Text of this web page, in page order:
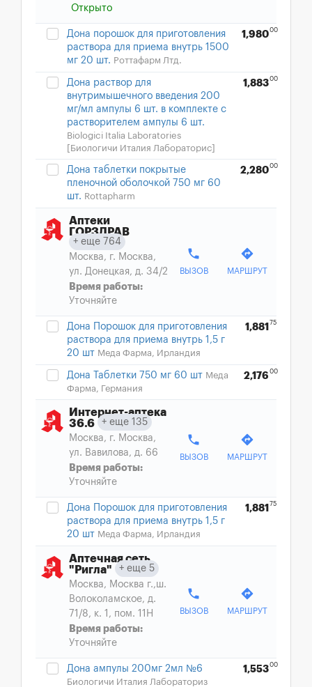
Открыто
Дона порошок для приготовления
раствора для приема внутрь 1500
мг 20 шт. Роттафарм Лтд.
1,98000
Дона раствор для
внутримышечного введения 200
мг/мл ампулы 6 шт. в комплекте с
растворителем ампулы 6 шт.
Biologici Italia Laboratories
[Биологичи Италия Лабораторис]
1,88300
Дона таблетки покрытые
пленочной оболочкой 750 мг 60
шт. Rottapharm
2,28000
Аптеки
ГОРЗДРАВ
еще 764
Москва, г. Москва,
ул. Донецкая, д. 34/2
Время работы:
Уточняйте
phone
ВЫЗОВ
directions
МАРШРУТ
Дона Порошок для приготовления
раствора для приема внутрь 1,5 г
20 шт Меда Фарма, Ирландия
1,881 75
Дона Таблетки 750 мг 60 шт Меда
Фарма, Германия
2,176 00
Интернет-аптека
36.6
еще 135
Москва, г. Москва,
ул. Вавилова, д. 66
Время работы:
Уточняйте
phone
ВЫЗОВ
directions
МАРШРУТ
Дона Порошок для приготовления
раствора для приема внутрь 1,5 г
20 шт Меда Фарма, Ирландия
1,881 75
Аптечная сеть
"Ригла"
еще 5
Москва, Москва г.,ш.
Волоколамское, д.
71/8, к. 1, пом. 11Н
Время работы:
Уточняйте
phone
ВЫЗОВ
directions
МАРШРУТ
Дона ампулы 200мг 2мл №6
Биологичи Италия Лабораториз
1,55300